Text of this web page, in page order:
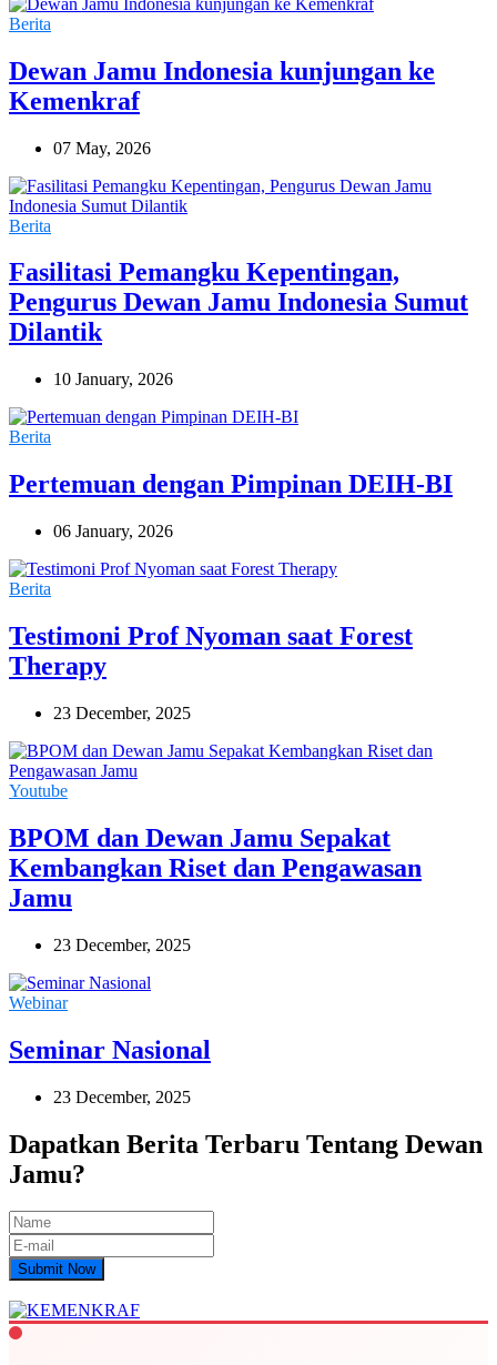
Berita
Dewan Jamu Indonesia kunjungan ke
Kemenkraf
07 May, 2026
Berita
Fasilitasi Pemangku Kepentingan,
Pengurus Dewan Jamu Indonesia Sumut
Dilantik
10 January, 2026
Berita
Pertemuan dengan Pimpinan DEIH-BI
06 January, 2026
Berita
Testimoni Prof Nyoman saat Forest
Therapy
23 December, 2025
Youtube
BPOM dan Dewan Jamu Sepakat
Kembangkan Riset dan Pengawasan
Jamu
23 December, 2025
Webinar
Seminar Nasional
23 December, 2025
Dapatkan Berita Terbaru Tentang Dewan
Jamu?
Submit Now